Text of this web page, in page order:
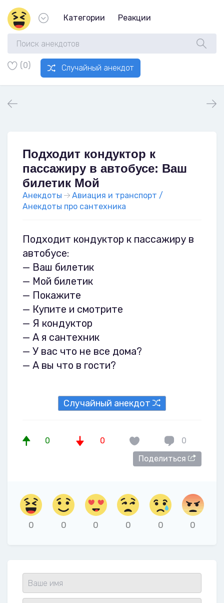
Категории Реакции
(0) Случайный анекдот
Подходит кондуктор к
пассажиру в автобусе: Ваш
билетик Мой
Анекдоты
Авиация и транспорт /
Анекдоты про сантехника
Подходит кондуктор к пассажиру в
автобусе:
— Ваш билетик
— Мой билетик
— Покажите
— Купите и смотрите
— Я кондуктор
— А я сантехник
— У вас что не все дома?
— А вы что в гости?
Случайный анекдот
0 0
0
Поделиться
0 0 0 0 0 0